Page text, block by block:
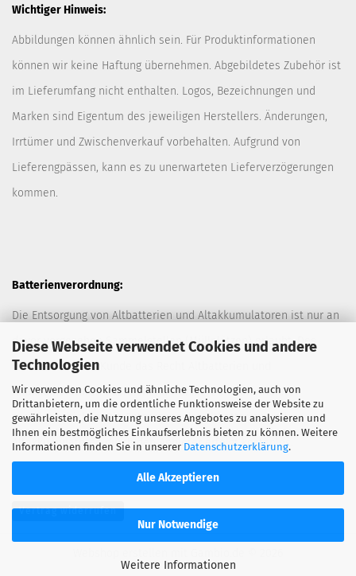
Diese Webseite verwendet Cookies und andere
Technologien
Wir verwenden Cookies und ähnliche Technologien, auch von
Drittanbietern, um die ordentliche Funktionsweise der Website zu
gewährleisten, die Nutzung unseres Angebotes zu analysieren und
Ihnen ein bestmögliches Einkaufserlebnis bieten zu können. Weitere
Informationen finden Sie in unserer Datenschutzerklärung.
Alle Akzeptieren
Nur Notwendige
Weitere Informationen
Wichtiger Hinweis:
Abbildungen können ähnlich sein. Für Produktinformationen
können wir keine Haftung übernehmen. Abgebildetes Zubehör ist
im Lieferumfang nicht enthalten. Logos, Bezeichnungen und
Marken sind Eigentum des jeweiligen Herstellers. Änderungen,
Irrtümer und Zwischenverkauf vorbehalten. Aufgrund von
Lieferengpässen, kann es zu unerwarteten Lieferverzögerungen
kommen.
Batterienverordnung:
Die Entsorgung von Altbatterien und Altakkumulatoren ist nur an
davor vorgesehen Sammelstellen (Müllplätzen) erlaubt. Des
Weiteren hat der Kunde das Recht Altbatterien und
Altakkumulatoren ausreichend frankiert an den Anbieter
zurückzuschicken. Die Entsorgung der Altbatterien und
Altakkumulatoren durch den Anbieter erfolgt kostenlos.
Vertrag widerrufen